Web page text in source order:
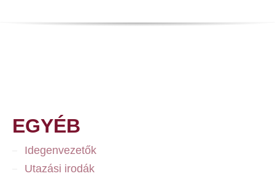
EGYÉB
Idegenvezetők
Utazási irodák